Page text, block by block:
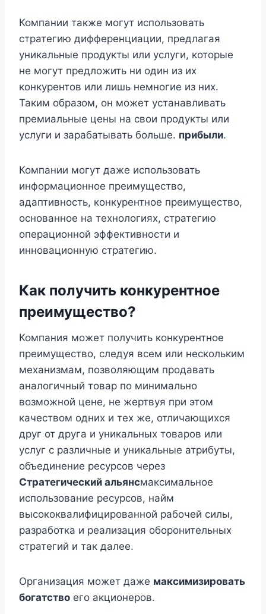
Компании также могут использовать
стратегию дифференциации, предлагая
уникальные продукты или услуги, которые
не могут предложить ни один из их
конкурентов или лишь немногие из них.
Таким образом, он может устанавливать
премиальные цены на свои продукты или
услуги и зарабатывать больше. прибыли.
Компании могут даже использовать
информационное преимущество,
адаптивность, конкурентное преимущество,
основанное на технологиях, стратегию
операционной эффективности и
инновационную стратегию.
Как получить конкурентное
преимущество?
Компания может получить конкурентное
преимущество, следуя всем или нескольким
механизмам, позволяющим продавать
аналогичный товар по минимально
возможной цене, не жертвуя при этом
качеством одних и тех же, отличающихся
друг от друга и уникальных товаров или
услуг с различные и уникальные атрибуты,
объединение ресурсов через
Стратегический альянсмаксимальное
использование ресурсов, найм
высококвалифицированной рабочей силы,
разработка и реализация оборонительных
стратегий и так далее.
Организация может даже максимизировать
богатство его акционеров.